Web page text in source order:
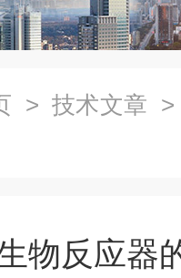
> 技术文章 >
物反应器